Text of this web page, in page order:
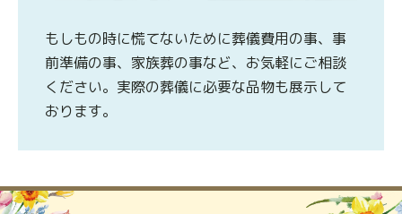
もしもの時に慌てないために葬儀費用の事、事
前準備の事、家族葬の事など、お気軽にご相談
ください。実際の葬儀に必要な品物も展示して
おります。